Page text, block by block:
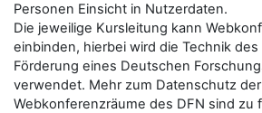
Personen Einsicht in Nutzerdaten.
Die jeweilige Kursleitung kann
einbinden, hierbei wird die Technik des
Förderung eines Deutschen
verwendet. Mehr zum Datenschutz der
Webkonferenzräume des DFN sind zu